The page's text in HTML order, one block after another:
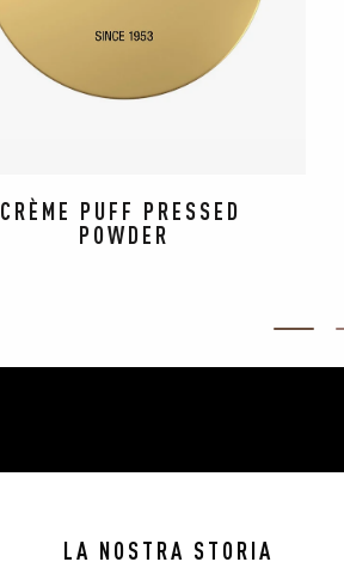
CRÈME PUFF PRESSED
POWDER
LA NOSTRA STORIA